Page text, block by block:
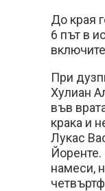
До края
6 път в
При
Хулиан
във
крака и
Лукас
намеси,